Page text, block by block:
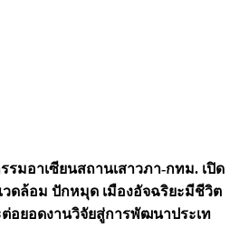
รมอาเซียนสถานเสาวภา-กทม. เปิด
วดล้อม ปักหมุด เมืองอัจฉริยะมีชีวิต
อยอดงานวิจัยสู่การพัฒนาประเท